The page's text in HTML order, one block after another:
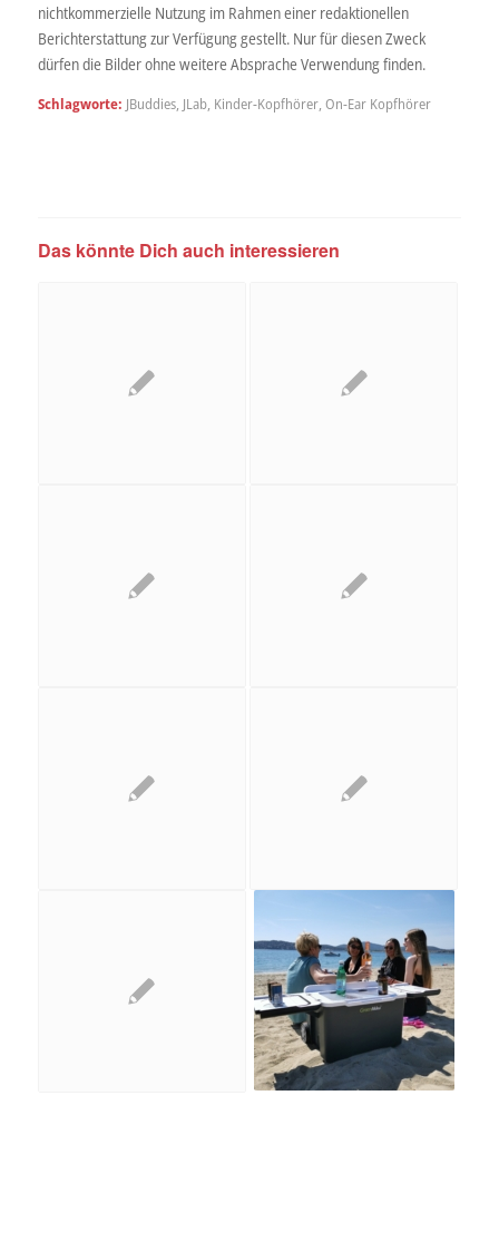
nichtkommerzielle Nutzung im Rahmen einer redaktionellen
Berichterstattung zur Verfügung gestellt. Nur für diesen Zweck
dürfen die Bilder ohne weitere Absprache Verwendung finden.
Schlagworte: JBuddies, JLab, Kinder-Kopfhörer, On-Ear Kopfhörer
Das könnte Dich auch interessieren